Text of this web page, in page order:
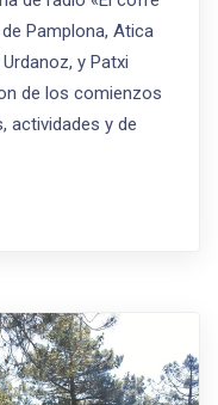
Pamplona, Atica
y Patxi
de los comienzos
actividades y de